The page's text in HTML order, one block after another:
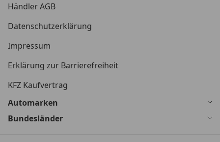
Händler AGB
Datenschutzerklärung
Impressum
Erklärung zur Barrierefreiheit
KFZ Kaufvertrag
Automarken
Bundesländer